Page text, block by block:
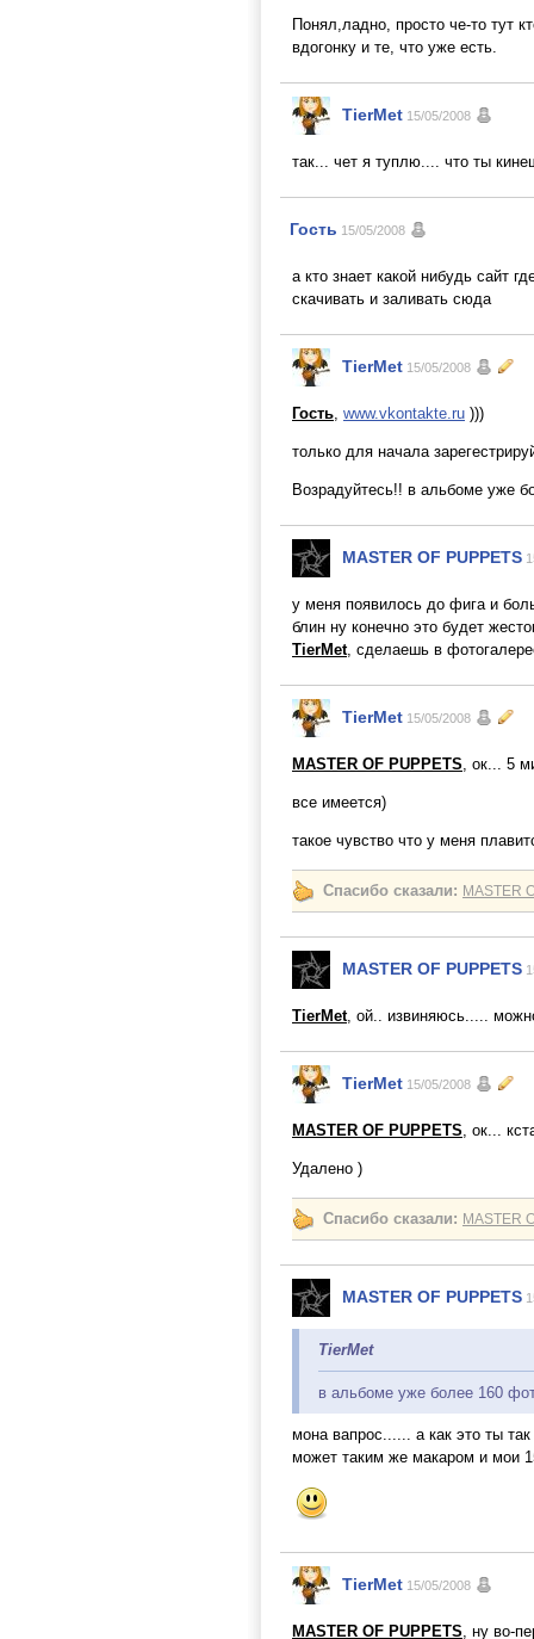
Понял,ладно, просто че-то тут
вдогонку и те, что уже есть.
TierMet 15/05/2008
так... чет я туплю.... что ты
Гость 15/05/2008
а кто знает какой нибудь сайт
скачивать и заливать сюда
TierMet 15/05/2008
Гость, www.vkontakte.ru )))
только для начала
Возрадуйтесь!! в альбоме уже
MASTER OF PUPPETS
у меня появилось до фига и
блин ну конечно это будет
TierMet, сделаешь в
TierMet 15/05/2008
MASTER OF PUPPETS, ок... 5
все имеется)
такое чувство что у меня
Спасибо сказали: MASTER
MASTER OF PUPPETS
TierMet, ой.. извиняюсь.....
TierMet 15/05/2008
MASTER OF PUPPETS, ок...
Удалено )
Спасибо сказали: MASTER
MASTER OF PUPPETS
TierMet
в альбоме уже более 160
мона вапрос...... а как это ты
может таким же макаром и мои
TierMet 15/05/2008
MASTER OF PUPPETS, ну во-